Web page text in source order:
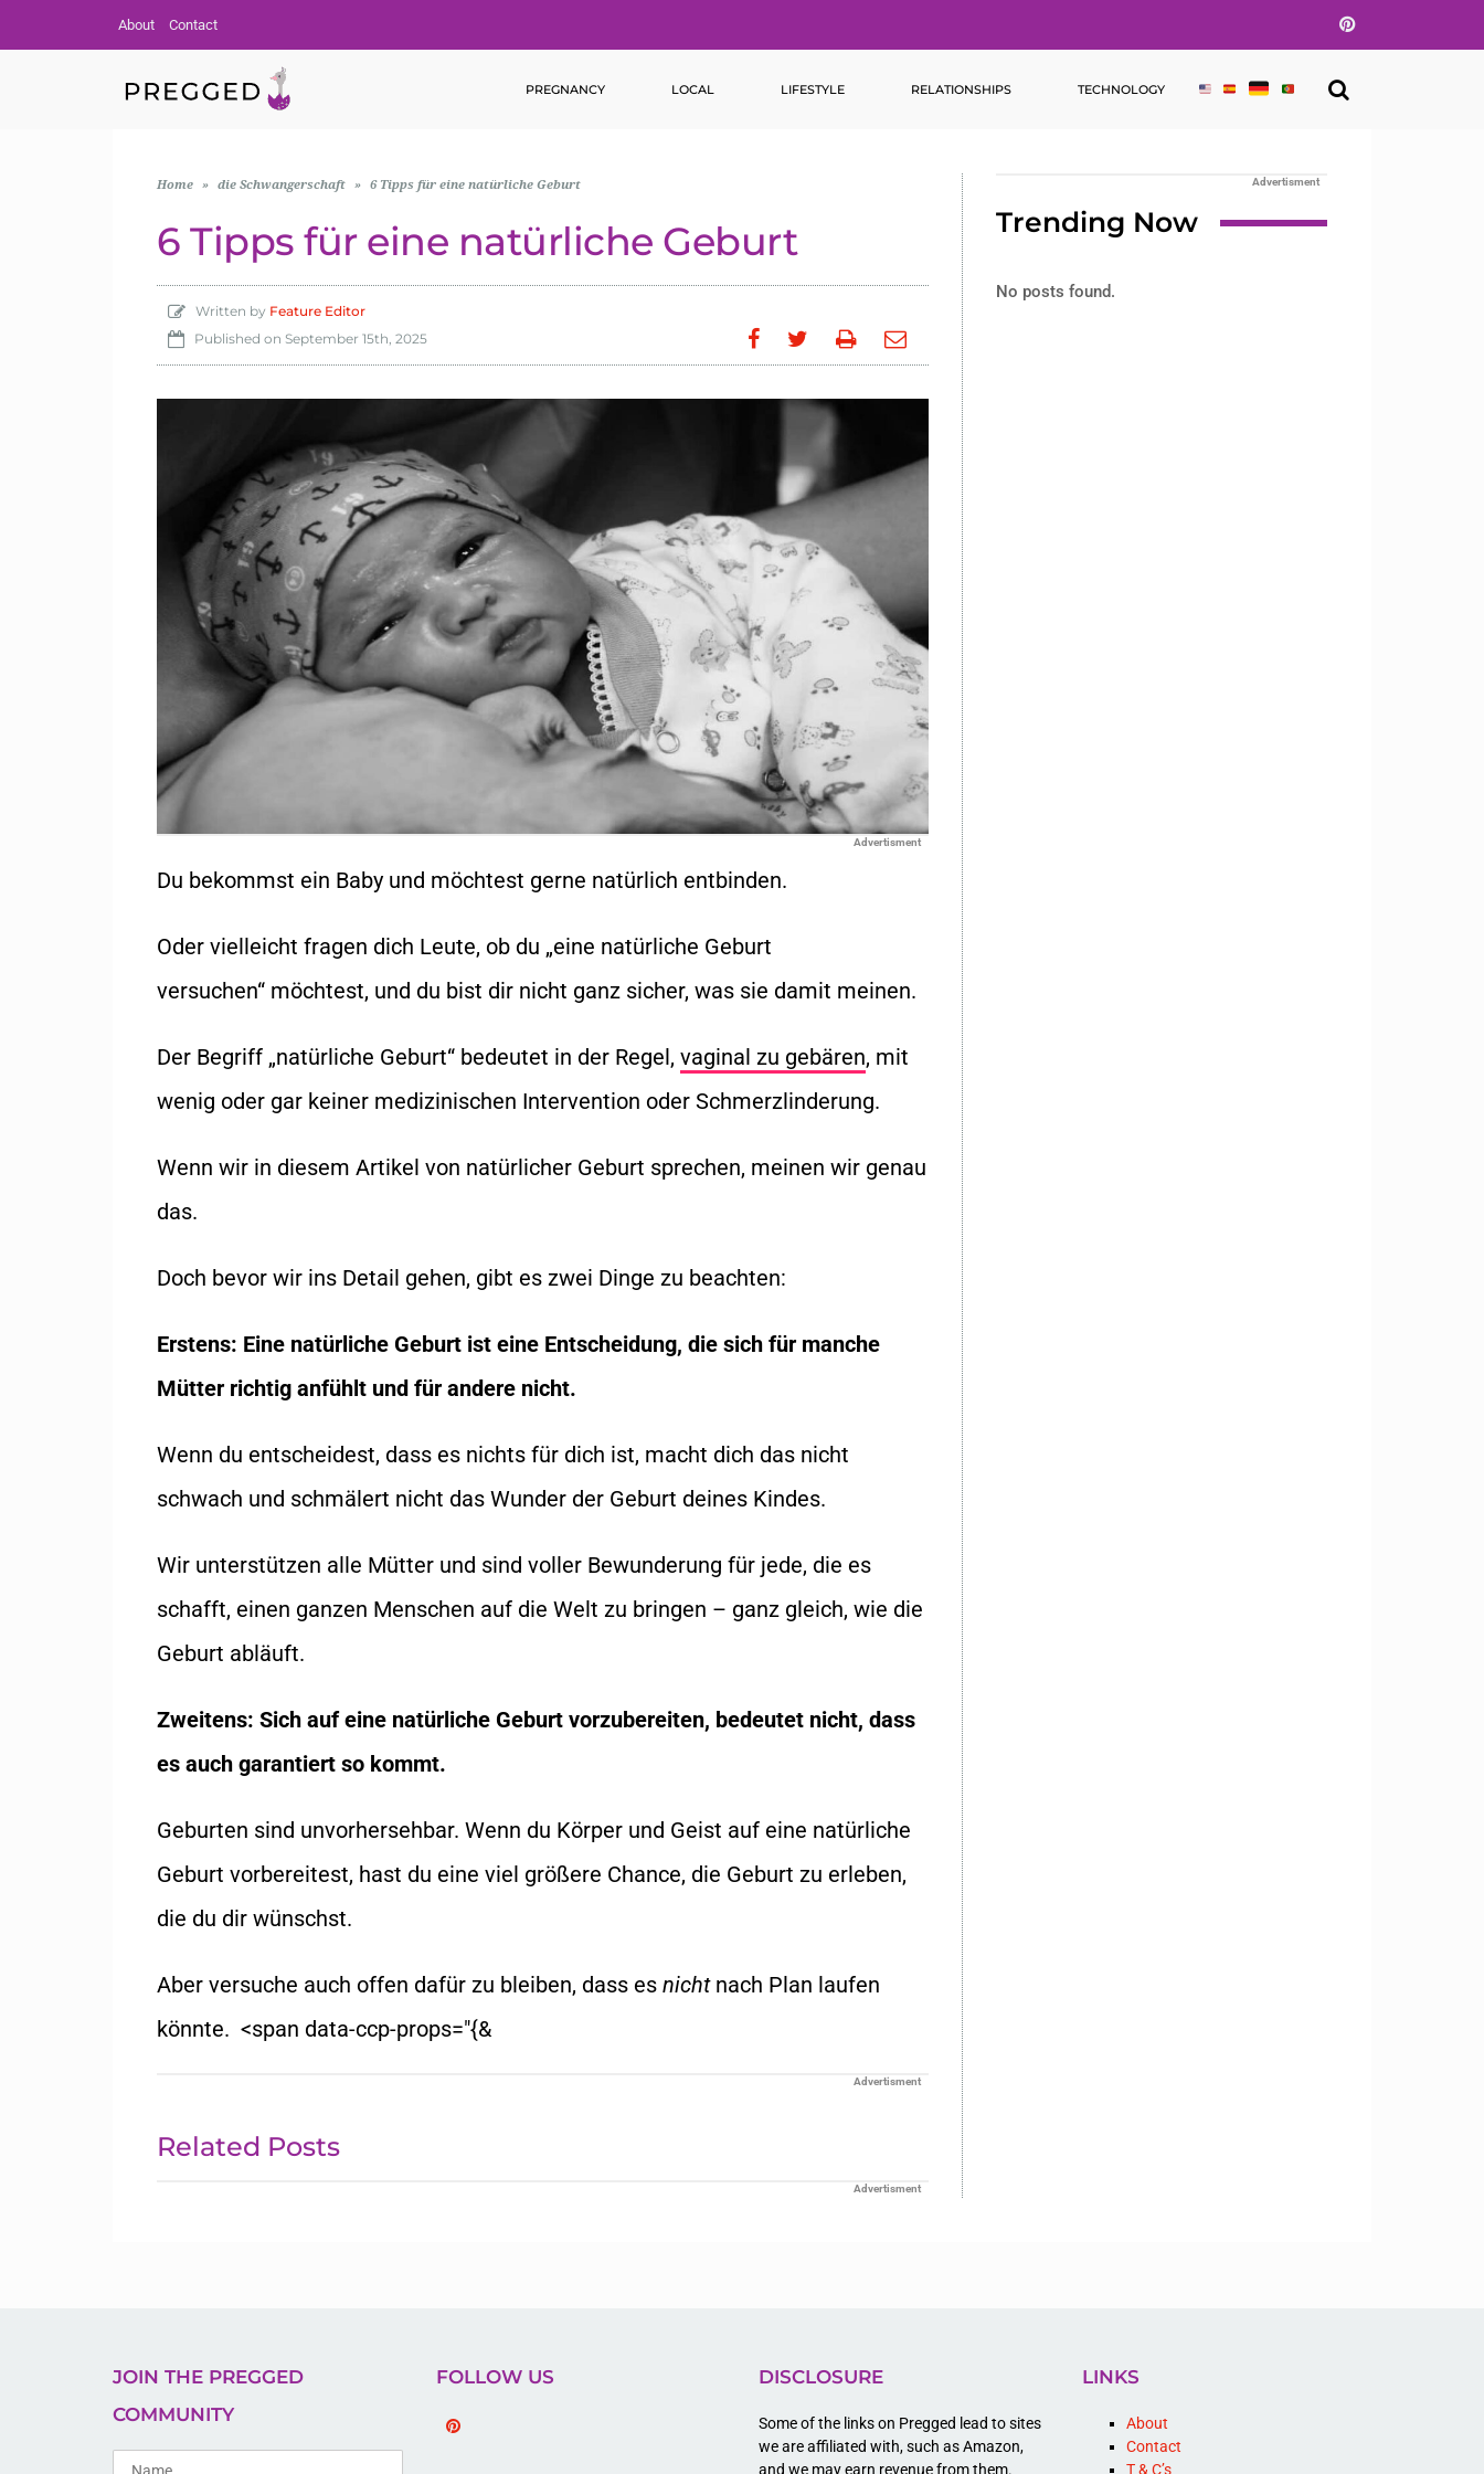
About
Contact
Pinterest
PREGNANCY LOCAL LIFESTYLE RELATIONSHIPS TECHNOLOGY
Home » die Schwangerschaft » 6 Tipps für eine natürliche Geburt
6 Tipps für eine natürliche Geburt
Written by Feature Editor
Published on September 15th, 2025
Advertisment
Du bekommst ein Baby und möchtest gerne natürlich entbinden.
Oder vielleicht fragen dich Leute, ob du „eine natürliche Geburt
versuchen“ möchtest, und du bist dir nicht ganz sicher, was sie damit meinen.
Der Begriff „natürliche Geburt“ bedeutet in der Regel, vaginal zu gebären, mit
wenig oder gar keiner medizinischen Intervention oder Schmerzlinderung.
Wenn wir in diesem Artikel von natürlicher Geburt sprechen, meinen wir genau
das.
Doch bevor wir ins Detail gehen, gibt es zwei Dinge zu beachten:
Erstens: Eine natürliche Geburt ist eine Entscheidung, die sich für manche
Mütter richtig anfühlt und für andere nicht.
Wenn du entscheidest, dass es nichts für dich ist, macht dich das nicht
schwach und schmälert nicht das Wunder der Geburt deines Kindes.
Wir unterstützen alle Mütter und sind voller Bewunderung für jede, die es
schafft, einen ganzen Menschen auf die Welt zu bringen – ganz gleich, wie die
Geburt abläuft.
Zweitens: Sich auf eine natürliche Geburt vorzubereiten, bedeutet nicht, dass
es auch garantiert so kommt.
Geburten sind unvorhersehbar. Wenn du Körper und Geist auf eine natürliche
Geburt vorbereitest, hast du eine viel größere Chance, die Geburt zu erleben,
die du dir wünschst.
Aber versuche auch offen dafür zu bleiben, dass es nicht nach Plan laufen
könnte. <span data-ccp-props="{&
Advertisment
Related Posts
Advertisment
Advertisment
Trending Now
No posts found.
JOIN THE PREGGED
COMMUNITY
FOLLOW US DISCLOSURE
Some of the links on Pregged lead to sites
we are affiliated with, such as Amazon,
and we may earn revenue from them.
LINKS
About
Contact
T & C’s